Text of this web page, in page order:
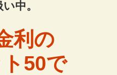
中。
利の
50で